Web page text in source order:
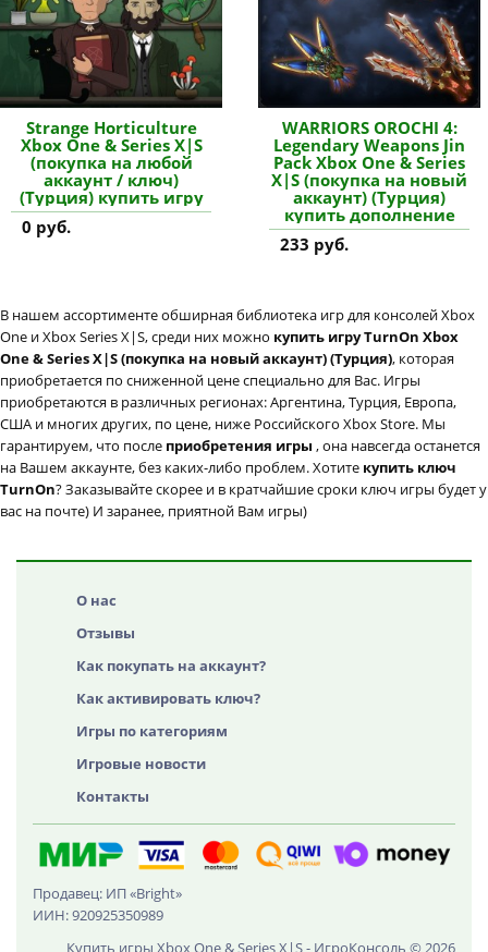
Strange Horticulture
Xbox One & Series X|S
(покупка на любой
аккаунт / ключ)
(Турция) купить игру
0 руб.
WARRIORS OROCHI 4:
Legendary Weapons Jin
Pack Xbox One & Series
X|S (покупка на новый
аккаунт) (Турция)
купить дополнение
233 руб.
В нашем ассортименте обширная библиотека игр для консолей Xbox
One и Xbox Series X|S, среди них можно купить игру TurnOn Xbox
One & Series X|S (покупка на новый аккаунт) (Турция), которая
приобретается по сниженной цене специально для Вас. Игры
приобретаются в различных регионах: Аргентина, Турция, Европа,
США и многих других, по цене, ниже Российского Xbox Store. Мы
гарантируем, что после приобретения игры , она навсегда останется
на Вашем аккаунте, без каких-либо проблем. Хотите купить ключ
TurnOn? Заказывайте скорее и в кратчайшие сроки ключ игры будет у
вас на почте) И заранее, приятной Вам игры)
О нас
Отзывы
Как покупать на аккаунт?
Как активировать ключ?
Игры по категориям
Игровые новости
Контакты
Продавец: ИП «Bright»
ИИН: 920925350989
Купить игры Xbox One & Series X|S - ИгроКонсоль © 2026